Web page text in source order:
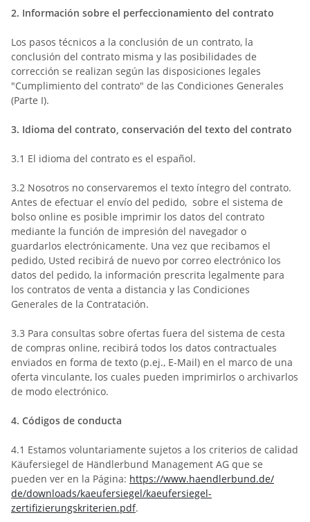
2. Información sobre el perfeccionamiento del contrato
Los pasos técnicos a la conclusión de un contrato, la
conclusión del contrato misma y las posibilidades de
corrección se realizan según las disposiciones legales
"Cumplimiento del contrato" de las Condiciones Generales
(Parte I).
3. Idioma del contrato, conservación del texto del contrato
3.1 El idioma del contrato es el español.
3.2 Nosotros no conservaremos el texto íntegro del contrato.
Antes de efectuar el envío del pedido, sobre el sistema de
bolso online es posible imprimir los datos del contrato
mediante la función de impresión del navegador o
guardarlos electrónicamente. Una vez que recibamos el
pedido, Usted recibirá de nuevo por correo electrónico los
datos del pedido, la información prescrita legalmente para
los contratos de venta a distancia y las Condiciones
Generales de la Contratación.
3.3 Para consultas sobre ofertas fuera del sistema de cesta
de compras online, recibirá todos los datos contractuales
enviados en forma de texto (p.ej., E-Mail) en el marco de una
oferta vinculante, los cuales pueden imprimirlos o archivarlos
de modo electrónico.
4. Códigos de conducta
4.1 Estamos voluntariamente sujetos a los criterios de calidad
Käufersiegel de Händlerbund Management AG que se
pueden ver en la Página: https://www.haendlerbund.de/
de/downloads/kaeufersiegel/kaeufersiegel-
zertifizierungskriterien.pdf.